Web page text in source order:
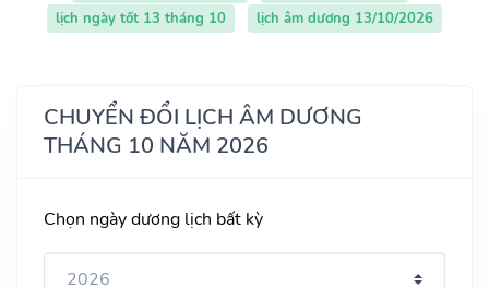
lịch ngày tốt 13 tháng 10
lịch âm dương 13/10/2026
CHUYỂN ĐỔI LỊCH ÂM DƯƠNG
THÁNG 10 NĂM 2026
Chọn ngày dương lịch bất kỳ